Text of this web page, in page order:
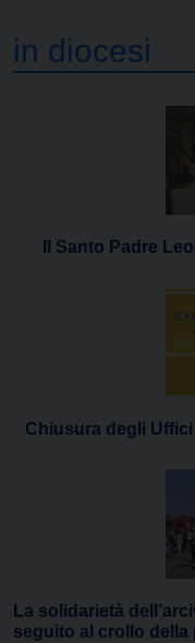
in diocesi
Il Santo Padre
Chiusura degli
La solidarietà
seguito al crollo della